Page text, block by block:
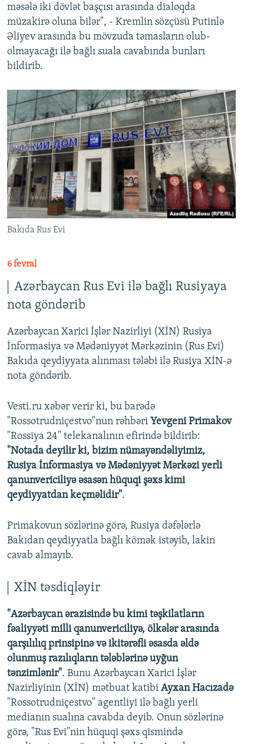
məsələ iki dövlət başçısı arasında dialoqda
müzakirə oluna bilər", - Kremlin sözçüsü Putinlə
Əliyev arasında bu mövzuda təmasların olub-
olmayacağı ilə bağlı suala cavabında bunları
bildirib.
Bakıda Rus Evi
6 fevral
Azərbaycan Rus Evi ilə bağlı Rusiyaya
nota göndərib
Azərbaycan Xarici İşlər Nazirliyi (XİN) Rusiya
İnformasiya və Mədəniyyət Mərkəzinin (Rus Evi)
Bakıda qeydiyyata alınması tələbi ilə Rusiya XİN-ə
nota göndərib.
Vesti.ru xəbər verir ki, bu barədə
"Rossotrudniçestvo"nun rəhbəri Yevgeni Primakov
"Rossiya 24" telekanalının efirində bildirib:
"Notada deyilir ki, bizim nümayəndəliyimiz,
Rusiya İnformasiya və Mədəniyyət Mərkəzi yerli
qanunvericiliyə əsasən hüquqi şəxs kimi
qeydiyyatdan keçməlidir".
Primakovun sözlərinə görə, Rusiya dəfələrlə
Bakıdan qeydiyyatla bağlı kömək istəyib, lakin
cavab almayıb.
XİN təsdiqləyir
"Azərbaycan ərazisində bu kimi təşkilatların
fəaliyyəti milli qanunvericiliyə, ölkələr arasında
qarşılılıq prinsipinə və ikitərəfli əsasda əldə
olunmuş razılıqların tələblərinə uyğun
tənzimlənir". Bunu Azərbaycan Xarici İşlər
Nazirliyinin (XİN) mətbuat katibi Ayxan Hacızadə
"Rossotrudniçestvo" agentliyi ilə bağlı yerli
medianın sualına cavabda deyib. Onun sözlərinə
görə, "Rus Evi"nin hüquqi şəxs qismində